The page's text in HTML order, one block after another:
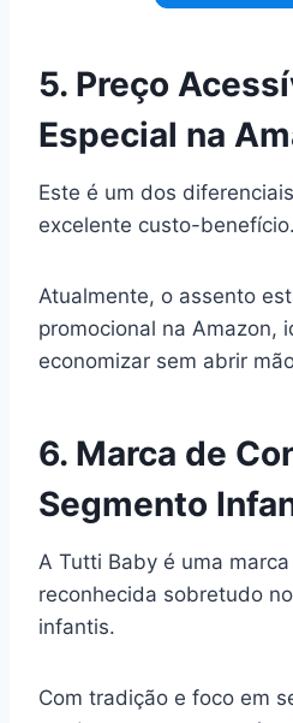
5. Preço
Especial na
Este é um dos
excelente custo-benefício.
Atualmente, o assento
promocional na Amazon,
economizar sem abrir
6. Marca de
Segmento
A Tutti Baby é uma
reconhecida sobretudo
infantis.
Com tradição e foco em